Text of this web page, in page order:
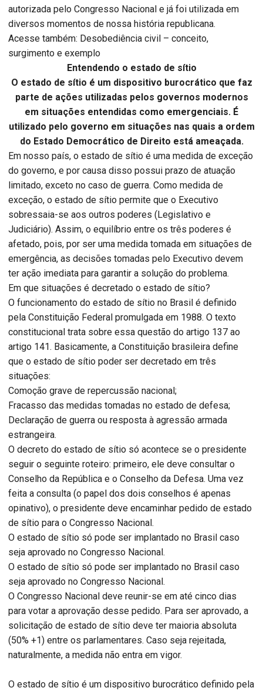
autorizada pelo Congresso Nacional e já foi utilizada em
diversos momentos de nossa história republicana.
Acesse também: Desobediência civil – conceito,
surgimento e exemplo
Entendendo o estado de sítio
O estado de sítio é um dispositivo burocrático que faz
parte de ações utilizadas pelos governos modernos
em situações entendidas como emergenciais. É
utilizado pelo governo em situações nas quais a ordem
do Estado Democrático de Direito está ameaçada.
Em nosso país, o estado de sítio é uma medida de exceção
do governo, e por causa disso possui prazo de atuação
limitado, exceto no caso de guerra. Como medida de
exceção, o estado de sítio permite que o Executivo
sobressaia-se aos outros poderes (Legislativo e
Judiciário). Assim, o equilíbrio entre os três poderes é
afetado, pois, por ser uma medida tomada em situações de
emergência, as decisões tomadas pelo Executivo devem
ter ação imediata para garantir a solução do problema.
Em que situações é decretado o estado de sítio?
O funcionamento do estado de sítio no Brasil é definido
pela Constituição Federal promulgada em 1988. O texto
constitucional trata sobre essa questão do artigo 137 ao
artigo 141. Basicamente, a Constituição brasileira define
que o estado de sítio poder ser decretado em três
situações:
Comoção grave de repercussão nacional;
Fracasso das medidas tomadas no estado de defesa;
Declaração de guerra ou resposta à agressão armada
estrangeira.
O decreto do estado de sítio só acontece se o presidente
seguir o seguinte roteiro: primeiro, ele deve consultar o
Conselho da República e o Conselho da Defesa. Uma vez
feita a consulta (o papel dos dois conselhos é apenas
opinativo), o presidente deve encaminhar pedido de estado
de sítio para o Congresso Nacional.
O estado de sítio só pode ser implantado no Brasil caso
seja aprovado no Congresso Nacional.
O estado de sítio só pode ser implantado no Brasil caso
seja aprovado no Congresso Nacional.
O Congresso Nacional deve reunir-se em até cinco dias
para votar a aprovação desse pedido. Para ser aprovado, a
solicitação de estado de sítio deve ter maioria absoluta
(50% +1) entre os parlamentares. Caso seja rejeitada,
naturalmente, a medida não entra em vigor.
O estado de sítio é um dispositivo burocrático definido pela